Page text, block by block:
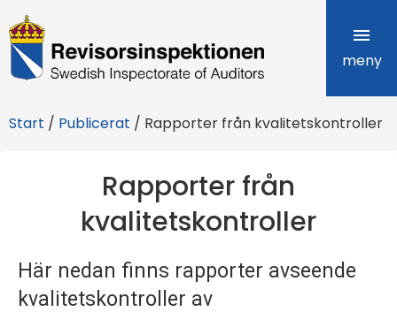
R
e
i
s
meny
Start / Publicerat / Rapporter från kvalitetskontroller
Rapporter från
kvalitetskontroller
Här nedan finns rapporter avseende
kvalitetskontroller av